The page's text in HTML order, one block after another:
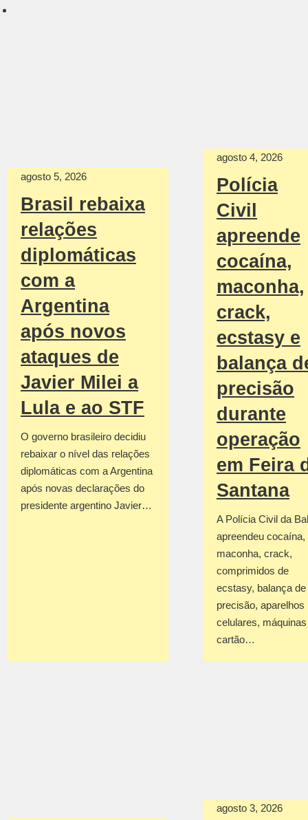
agosto 5, 2026
Brasil rebaixa
relações
diplomáticas
com a
Argentina
após novos
ataques de
Javier Milei a
Lula e ao STF
O governo brasileiro decidiu
rebaixar o nível das relações
diplomáticas com a Argentina
após novas declarações do
presidente argentino Javier…
agosto 4, 2026
Polícia
Civil
apreende
cocaína,
maconha,
crack,
ecstasy e
balança
precisão
durante
operação
em Feira
Santana
A Polícia Civil da
apreendeu cocaína,
maconha, crack,
comprimidos de
ecstasy, balança de
precisão, aparelhos
celulares,
cartão…
agosto 3, 2026